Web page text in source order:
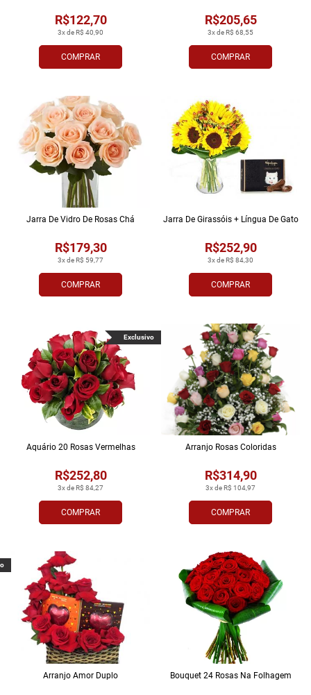
COMPRAR
3x de R$ 40,90
R$122,70
COMPRAR
3x de R$ 68,55
R$205,65
COMPRAR
3x de R$ 59,77
R$179,30
Jarra De Vidro De Rosas Chá
COMPRAR
3x de R$ 84,30
R$252,90
Jarra De Girassóis + Língua De Gato
COMPRAR
3x de R$ 84,27
R$252,80
Aquário 20 Rosas Vermelhas
Exclusivo
COMPRAR
3x de R$ 104,97
R$314,90
Arranjo Rosas Coloridas
Arranjo Amor Duplo Bouquet 24 Rosas Na Folhagem